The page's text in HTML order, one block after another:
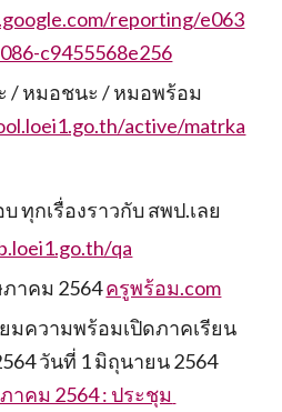
reporting/e063
c9455568e256
active/matrka
ทุกเรื่องราวกับ สพป.เลย
qa
าคม 2564 ครูพร้อม.com
มความพร้อมเปิดภาคเรียน
วันที่ 1 มิถุนายน 2564
าคม 2564 : ประชุม